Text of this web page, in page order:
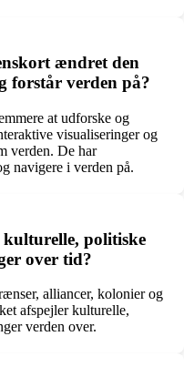
ændret den
forstår verden på?
at udforske og
visualiseringer og
verden. De har
navigere i verden på.
politiske
over tid?
alliancer, kolonier og
afspejler kulturelle,
verden over.